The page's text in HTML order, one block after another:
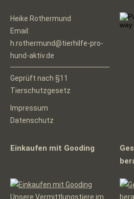
Heike Rothermund
Email:
h.rothermund@tierhilfe-pro-
hund-aktiv.de
Geprüft nach §11
Tierschutzgesetz
Impressum
Datenschutz
Einkaufen mit Gooding
Unsere Vermittlungstiere im